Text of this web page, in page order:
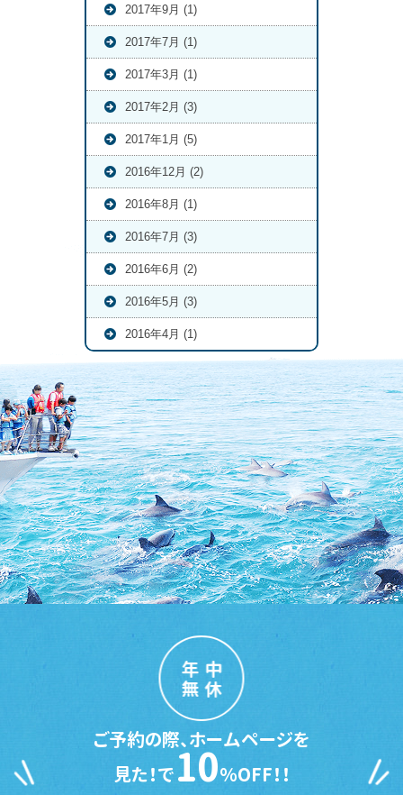
2017年9月 (1)
2017年7月 (1)
2017年3月 (1)
2017年2月 (3)
2017年1月 (5)
2016年12月 (2)
2016年8月 (1)
2016年7月 (3)
2016年6月 (2)
2016年5月 (3)
2016年4月 (1)
年中
無休
ご予約の際、ホームページを
見た！で10％OFF！！